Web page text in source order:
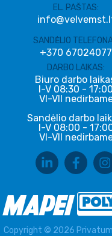
EL. PAŠTAS:
SANDĖLIO
+370 67024077
DARBO LAIKAS:
Biuro darbo
I-V 08:30 - 17:00
VI-VII
Sandėlio darbo
I-V 08:00 -
VI-VII
Copyright © 2026